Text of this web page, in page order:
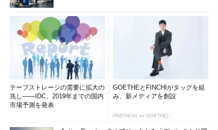
タスクマネージャーの「要約ビュー」（全リソース）
テープストレージの需要に拡大の
兆し――IDC、2019年までの国内
市場予測を発表
GOETHEとFINCHIがタッグを組
み、新メディアを創設
PR(FINCHI on GOETHE)